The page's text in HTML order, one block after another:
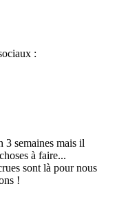
:
3 semaines mais il
à faire...
sont là pour nous
!